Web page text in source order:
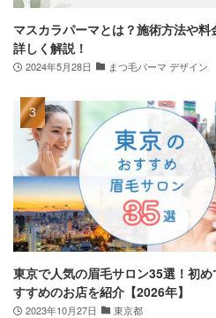
マスカラパーマとは？施術方法や料
詳しく解説！
2024年5月28日 まつ毛パーマ デザイン
東京で人気の眉毛サロン35選！初
すすめのお店を紹介【2026年】
2023年10月27日 東京都